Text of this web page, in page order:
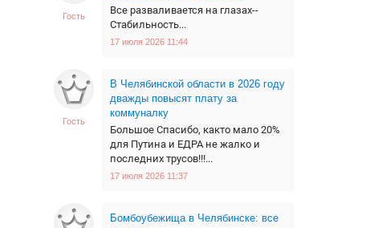
Гость
Все разваливается на глазах--
Стабильность...
17 июля 2026 11:44
Гость
В Челябинской области в 2026 году
дважды повысят плату за
коммуналку
Большое Спасибо, както мало 20%
для Путина и ЕДРА не жалко и
последних трусов!!!...
17 июля 2026 11:37
Бомбоубежища в Челябинске: все